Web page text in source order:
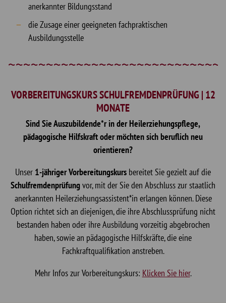
anerkannter Bildungsstand
die Zusage einer geeigneten fachpraktischen
Ausbildungsstelle
VORBEREITUNGSKURS SCHULFREMDENPRÜFUNG | 12
MONATE
Sind Sie Auszubildende*r in der Heilerziehungspflege,
pädagogische Hilfskraft oder möchten sich beruflich neu
orientieren?
Unser 1-jähriger Vorbereitungskurs bereitet Sie gezielt auf die
Schulfremdenprüfungvor, mit der Sie den Abschluss zur staatlich
anerkannten Heilerziehungsassistent*in erlangen können. Diese
Option richtet sich an diejenigen, die ihre Abschlussprüfung nicht
bestanden haben oder ihre Ausbildung vorzeitig abgebrochen
haben, sowie an pädagogische Hilfskräfte, die eine
Fachkraftqualifikation anstreben.
Mehr Infos zur Vorbereitungskurs: Klicken Sie hier.